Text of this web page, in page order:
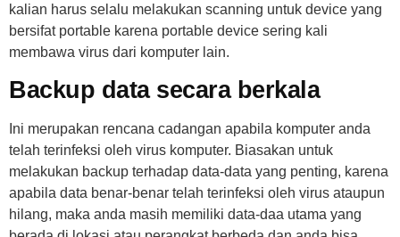
kalian harus selalu melakukan scanning untuk device yang
bersifat portable karena portable device sering kali
membawa virus dari komputer lain.
Backup data secara berkala
Ini merupakan rencana cadangan apabila komputer anda
telah terinfeksi oleh virus komputer. Biasakan untuk
melakukan backup terhadap data-data yang penting, karena
apabila data benar-benar telah terinfeksi oleh virus ataupun
hilang, maka anda masih memiliki data-daa utama yang